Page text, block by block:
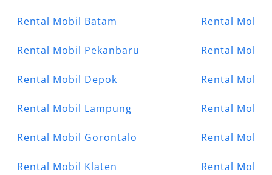
Rental Mobil Batam
Rental Mobil Pekanbaru
Rental Mobil Depok
Rental Mobil Lampung
Rental Mobil Gorontalo
Rental Mobil Klaten
Rental Mobil
Rental Mobil
Rental Mobil
Rental Mobil
Rental Mobil
Rental Mobil